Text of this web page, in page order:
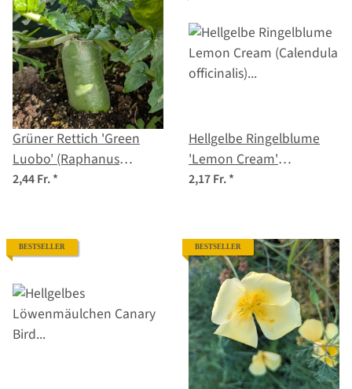
Grüner Rettich 'Green
Luobo' (Raphanus
sativus) Samen
2,44 Fr.*
Hellgelbe Ringelblume
'Lemon Cream'
(Calendula officinalis)
2,17 Fr.*
BESTSELLER BESTSELLER